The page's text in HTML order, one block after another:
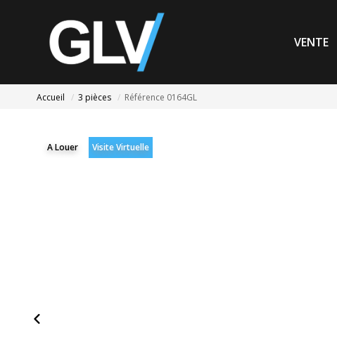
VENTE
Accueil 3 pièces Référence 0164GL
A Louer Visite Virtuelle